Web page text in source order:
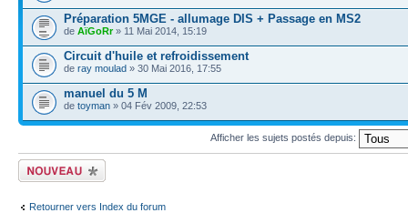
Préparation 5MGE - allumage DIS + Passage en MS2
de AïGoRr» 11 Mai 2014, 15:19
Circuit d'huile et refroidissement
de ray moulad » 30 Mai 2016, 17:55
manuel du 5 M
de toyman » 04 Fév 2009, 22:53
Afficher les sujets postés depuis:
Ecrire un nouveau
sujet
Retourner vers Index du forum